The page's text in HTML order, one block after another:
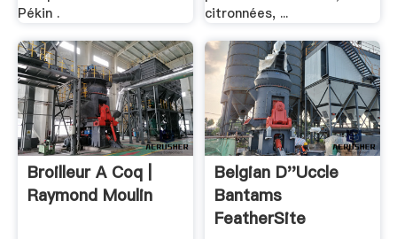
Pékin .
citronnées, ...
Broilleur A Coq |
Raymond Moulin
Belgian D''Uccle
Bantams
FeatherSite